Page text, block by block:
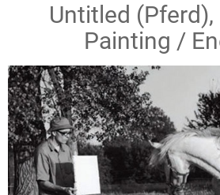
Untitled
Painting /